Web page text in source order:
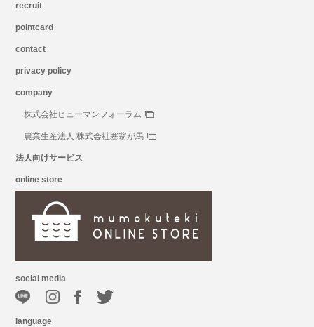
recruit
pointcard
contact
privacy policy
company
株式会社ヒューマンフォーラム
農業生産法人 株式会社塞翁が馬
法人向けサービス
online store
social media
language